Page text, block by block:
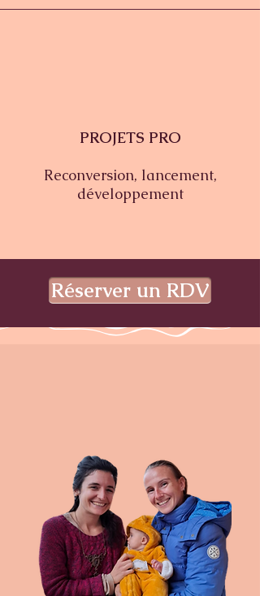
PROJETS PRO
Reconversion, lancement,
développement
Réserver un RDV